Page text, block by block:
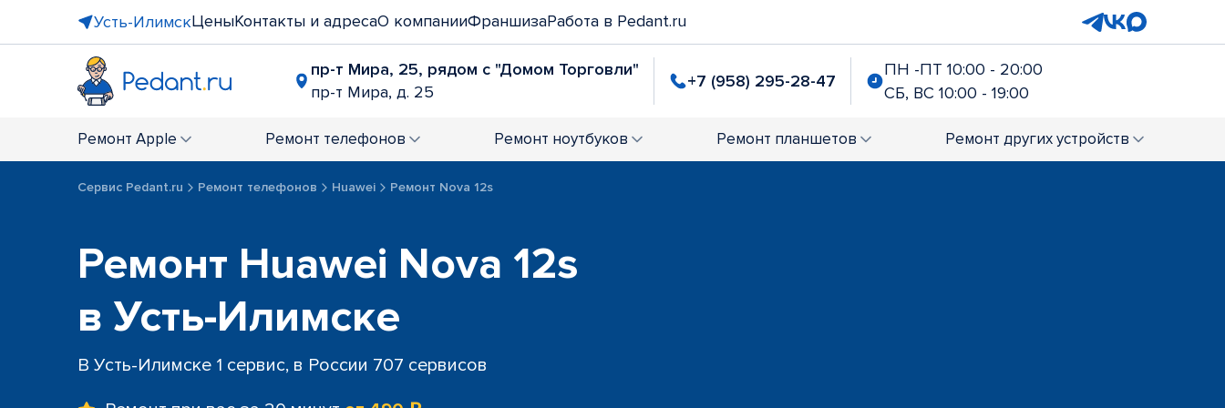
Усть-ИлимскЦеныКонтакты и адресаО компанииФраншизаРабота в Pedant.ru
пр-т Мира, 25, рядом с "Домом Торговли"
пр-т Мира, д. 25
+7 (958) 295-28-47
ПН -ПТ 10:00 - 20:00
СБ, ВС 10:00 - 19:00
Ремонт Apple Ремонт телефонов Ремонт ноутбуков Ремонт планшетов Ремонт других устройств
Сервис Pedant.ru Ремонт телефонов Huawei Ремонт Nova 12s
Ремонт Huawei Nova 12s
в Усть-Илимске
В Усть-Илимске 1 сервис, в России 707 сервисов